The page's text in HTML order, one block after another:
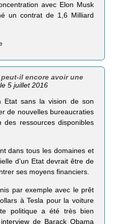
avec Elon Musk
un contrat de 1,6 Milliard
peut-il encore avoir une
5 juillet 2016
Etat sans la vision de son
de nouvelles bureaucraties
des ressources disponibles
dans tous les domaines et
d’un Etat devrait être de
ses moyens financiers.
par exemple avec le prêt
à Tesla pour la voiture
politique a été très bien
de Barack Obama